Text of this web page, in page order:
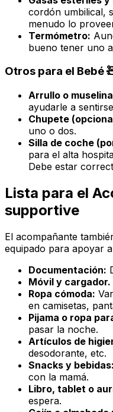
cordón umbilical,
menudo lo
Termómetro:
bueno tener uno
Otros para el Bebé
Arrullo o
ayudarle a
Chupete
uno o dos.
Silla de coche
para el alta
Debe estar
Lista para el
supportive
El acompañante
equipado para apoyar
Documentación:
Móvil y cargador.
Ropa cómoda:
en camisetas,
Pijama o ropa
pasar la noche.
Artículos de
desodorante, etc.
Snacks y bebidas:
con la mamá.
Libro, tablet o
espera.